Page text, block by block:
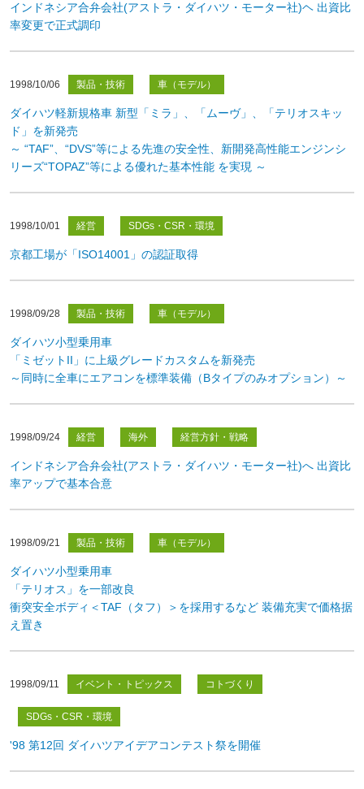
インドネシア合弁会社(アストラ・ダイハツ・モーター社)ヘ 出資比
率変更で正式調印
1998/10/06 製品・技術 車（モデル）
ダイハツ軽新規格車 新型「ミラ」、「ムーヴ」、「テリオスキッ
ド」を新発売
～ “TAF”、“DVS”等による先進の安全性、新開発高性能エンジンシ
リーズ“TOPAZ”等による優れた基本性能 を実現 ～
1998/10/01 経営 SDGs・CSR・環境
京都工場が「ISO14001」の認証取得
1998/09/28 製品・技術 車（モデル）
ダイハツ小型乗用車
「ミゼットII」に上級グレードカスタムを新発売
～同時に全車にエアコンを標準装備（Bタイプのみオプション）～
1998/09/24 経営 海外 経営方針・戦略
インドネシア合弁会社(アストラ・ダイハツ・モーター社)へ 出資比
率アップで基本合意
1998/09/21 製品・技術 車（モデル）
ダイハツ小型乗用車
「テリオス」を一部改良
衝突安全ボディ＜TAF（タフ）＞を採用するなど 装備充実で価格据
え置き
1998/09/11 イベント・トピックス コトづくり
SDGs・CSR・環境
'98 第12回 ダイハツアイデアコンテスト祭を開催